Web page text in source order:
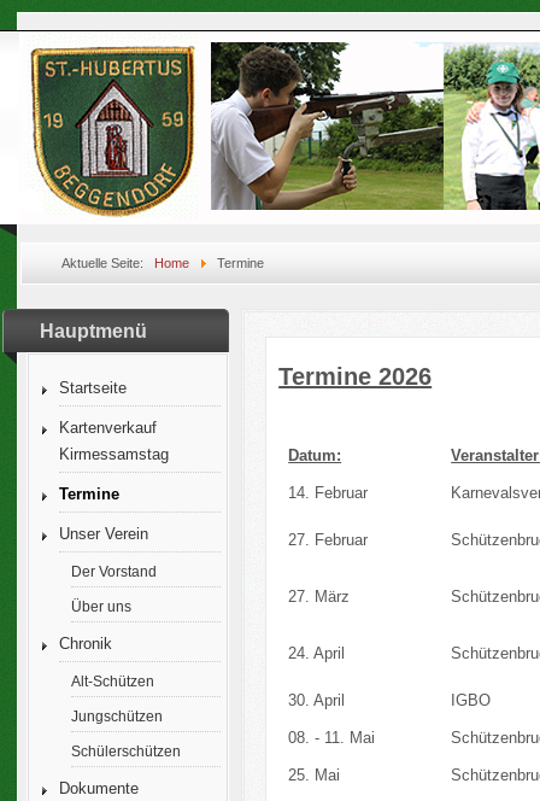
Aktuelle Seite: Home Termine
Hauptmenü
Startseite
Kartenverkauf
Kirmessamstag
Termine
Unser Verein
Der Vorstand
Über uns
Chronik
Alt-Schützen
Jungschützen
Schülerschützen
Dokumente
Termine 2026
Datum:
14. Februar
27. Februar
27. März
24. April
30. April IGBO
08. - 11. Mai
25. Mai